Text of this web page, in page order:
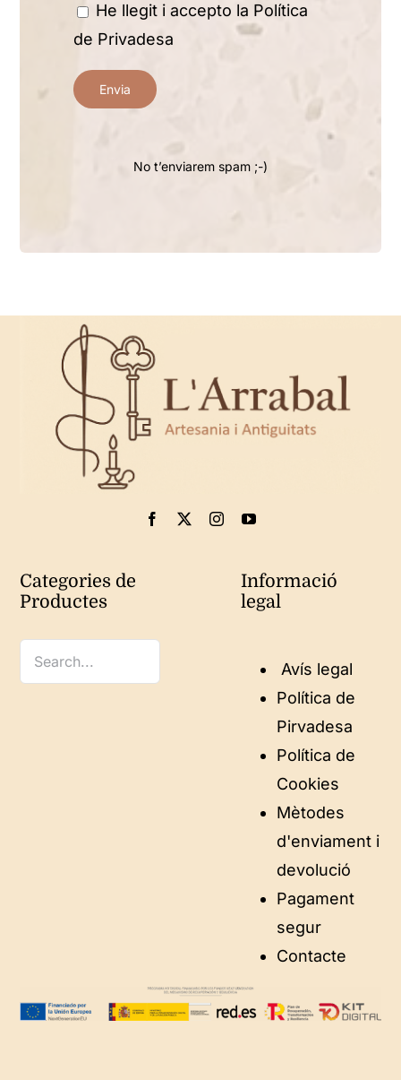
He llegit i accepto la Política
de Privadesa
No t’enviarem spam ;-)
Categories de
Productes
Informació
legal
Avís legal
Política de
Pirvadesa
Política de
Cookies
Mètodes
d'enviament i
devolució
Pagament
segur
Contacte